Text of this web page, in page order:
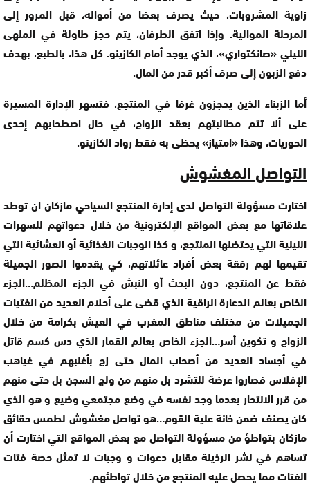
زاوية المشروبات، حيث يصرف بعضا من أمواله، قبل المرور إلى
المرحلة الموالية. وإذا اتفق الطرفان، يتم حجز طاولة في الملهى
الليلي «صانكتواري»، الذي يوجد أمام الكازينو. كل هذا، بالطبع، بهدف
دفع الزبون إلى صرف أكبر قدر من المال.
أما الزبناء الذين يحجزون غرفا في المنتجع، فتسهر الإدارة المسيرة
على ألا تتم مطالبتهم بعقد الزواج، في حال اصطحابهم إحدى
الحوريات، وهذا «امتياز» يحظى به فقط رواد الكازينو.
التواصل المغشوش
اختارت مسؤولة التواصل لدى إدارة المنتجع السياحي مازكان ان توطد
علاقاتها مع بعض المواقع الإلكترونية من خلال دعواتهم للسهرات
الليلية التي يحتضنها المنتجع، و كذا الوجبات الغذائية أو العشائية التي
تقيمها لهم رفقة بعض أفراد عائلاتهم، كي يقدموا الصور الجميلة
فقط عن المنتجع، دون البحث أو النبش في الجزء المظلم…الجزء
الخاص بعالم الدعارة الراقية الذي قضى على أحلام العديد من الفتيات
الجميلات من مختلف مناطق المغرب في العيش بكرامة من خلال
الزواج و تكوين أسر…الجزء الخاص بعالم القمار الذي دس كسم قاتل
في أجساد العديد من أصحاب المال حتى زج بأغلبهم في غياهب
الإفلاس فصاروا عرضة للتشرد بل منهم من ولج السجن بل حتى منهم
من قرر الانتحار بعدما وجد نفسه في وضع مجتمعي وضيع و هو الذي
كان يصنف ضمن خانة علية القوم…هو تواصل مغشوش لطمس حقائق
مازكان بتواطؤ من مسؤولة التواصل مع بعض المواقع التي اختارت أن
تساهم في نشر الرذيلة مقابل دعوات و وجبات لا تمثل حصة فتات
الفتات مما يحصل عليه المنتجع من خلال تواطئهم.